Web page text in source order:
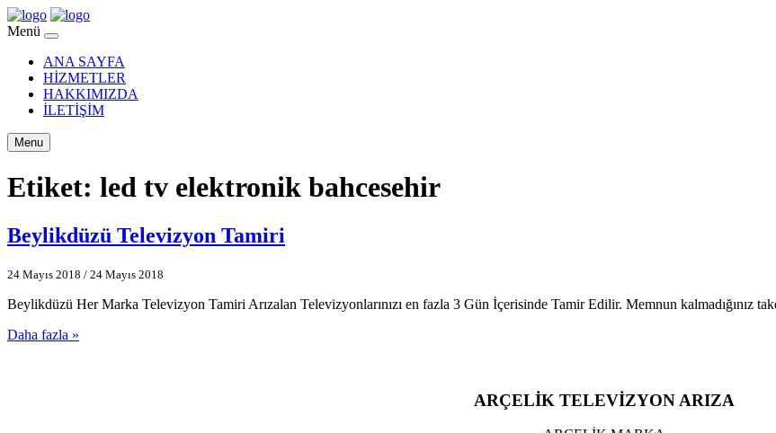
Menü
ANA SAYFA
HİZMETLER
HAKKIMIZDA
İLETİŞİM
Menu
Etiket: led tv elektronik bahcesehir
Beylikdüzü Televizyon Tamiri
24 Mayıs 2018 / 24 Mayıs 2018
Beylikdüzü Her Marka Televizyon Tamiri Arızalan Televizyonlarınızı en fazla 3 Gün İçerisinde Tamir Edilir. Memnun kalmadığınız
Daha fazla »
ARÇELİK TELEVİZYON ARIZA